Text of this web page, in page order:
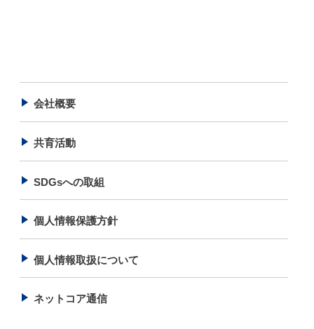
シ
ョ
会社概要
共育活動
SDGsへの取組
個人情報保護方針
個人情報取扱について
ネットコア通信